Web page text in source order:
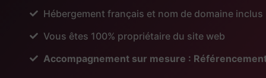
Hébergement français et nom de domaine inclus
Vous êtes 100% propriétaire du site web
Accompagnement sur mesure :